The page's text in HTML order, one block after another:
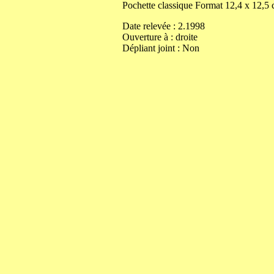
Pochette classique Format 12,4 x 12,5
Date relevée : 2.1998
Ouverture à : droite
Dépliant joint : Non